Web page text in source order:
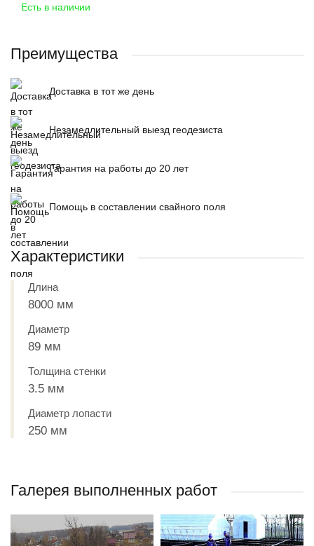
Есть в наличии
Преимущества
Доставка в тот же день
Незамедлительный выезд геодезиста
Гарантия на работы до 20 лет
Помощь в составлении свайного поля
Характеристики
Длина
8000 мм
Диаметр
89 мм
Толщина стенки
3.5 мм
Диаметр лопасти
250 мм
Галерея выполненных работ